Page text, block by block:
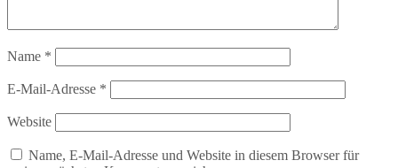
Name *
E-Mail-Adresse *
Website
Name, E-Mail-Adresse und Website in diesem Browser für